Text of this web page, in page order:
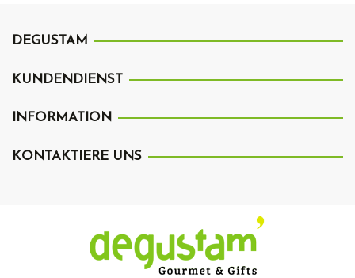
DEGUSTAM
KUNDENDIENST
INFORMATION
KONTAKTIERE UNS